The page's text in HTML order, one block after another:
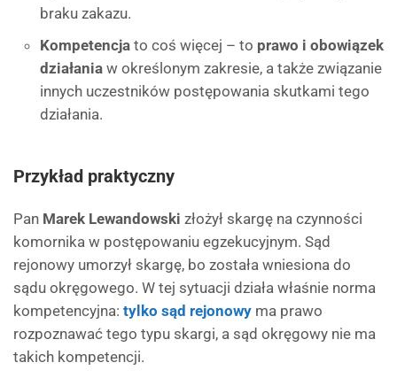
braku zakazu.
Kompetencja to coś więcej – to prawo i obowiązek
działania w określonym zakresie, a także związanie
innych uczestników postępowania skutkami tego
działania.
Przykład praktyczny
Pan Marek Lewandowski złożył skargę na czynności
komornika w postępowaniu egzekucyjnym. Sąd
rejonowy umorzył skargę, bo została wniesiona do
sądu okręgowego. W tej sytuacji działa właśnie norma
kompetencyjna: tylko sąd rejonowy ma prawo
rozpoznawać tego typu skargi, a sąd okręgowy nie ma
takich kompetencji.